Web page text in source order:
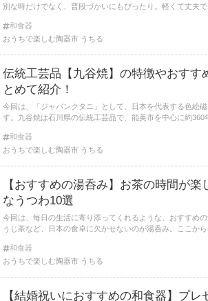
別な時だけでなく、普段づかいにもぴったり。軽くて丈夫
和食器
おうちで楽しむ陶器市 うちる
伝統工芸品【九谷焼】の特徴やおすす
とめて紹介！
今回は、「ジャパンクタニ」として、日本を代表する色絵
す。九谷焼は石川県の伝統工芸品で、能美市を中心に約360
和食器
おうちで楽しむ陶器市 うちる
【おすすめの湯呑み】お茶の時間が
なうつわ10選
今回は、毎日の生活に寄り添ってくれるような、おすすめ
うじ茶など、日本の食卓に欠かせないのが湯呑み。ここか
和食器
おうちで楽しむ陶器市 うちる
【結婚祝いにおすすめの和食器】プ